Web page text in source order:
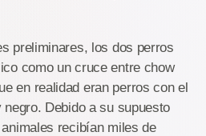
preliminares, los dos perros
como un cruce entre chow
en realidad eran perros con el
Debido a su supuesto
recibían miles de